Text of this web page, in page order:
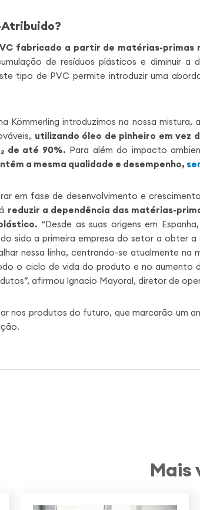
fabricado a partir de matérias-primas
de resíduos plásticos e diminuir a
tipo de PVC permite introduzir uma
Kömmerling introduzimos na nossa mistura,
utilizando óleo de pinheiro em vez
de até 90%. Para além do impacto
a mesma qualidade e desempenho,
em fase de desenvolvimento e
reduzir a dependência das matérias-
. “Desde as suas origens em
sido a primeira empresa do setor a obter a
nessa linha, centrando-se atualmente na
o ciclo de vida do produto e no aumento
afirmou Ignacio Mayoral, diretor de
nos produtos do futuro, que marcarão um
Mais